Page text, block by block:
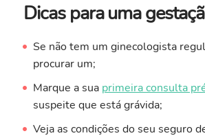
Dicas para uma
Se não tem um ginecologista
procurar um;
Marque a sua primeira consulta
suspeite que está grávida;
Veja as condições do seu seguro